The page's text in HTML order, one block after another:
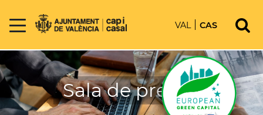
VAL CAS
Sala de prensa